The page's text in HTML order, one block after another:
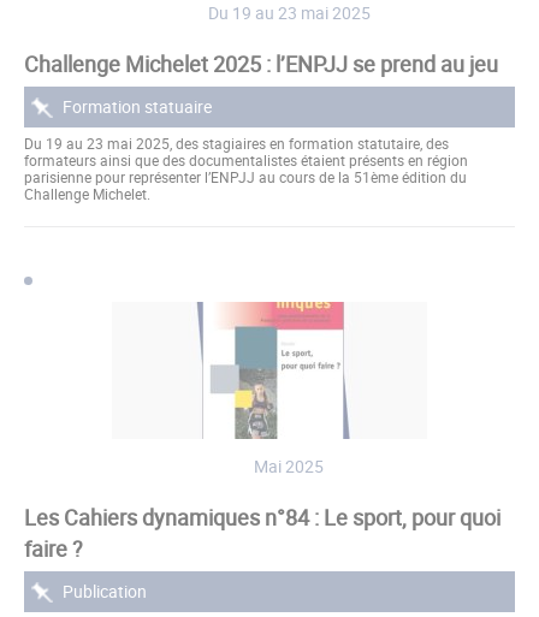
Du 19 au 23 mai 2025
Challenge Michelet 2025 : l’ENPJJ se prend au jeu
Formation statuaire
Du 19 au 23 mai 2025, des stagiaires en formation statutaire, des
formateurs ainsi que des documentalistes étaient présents en région
parisienne pour représenter l’ENPJJ au cours de la 51ème édition du
Challenge Michelet.
Mai 2025
Les Cahiers dynamiques n°84 : Le sport, pour quoi
faire ?
Publication